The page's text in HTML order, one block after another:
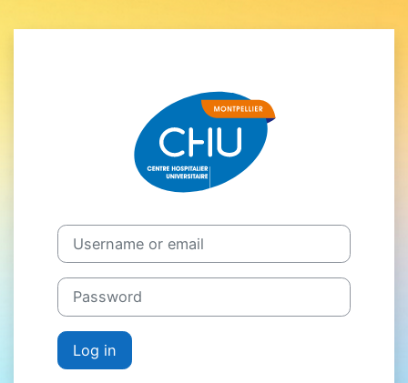
Log in to CHU
Username or email
Password
Log in